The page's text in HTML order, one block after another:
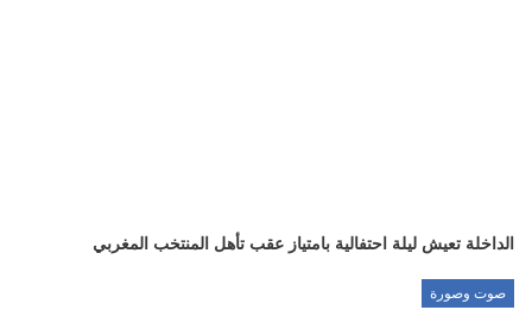
الداخلة تعيش ليلة احتفالية بامتياز عقب تأهل المنتخب المغربي
صوت وصورة